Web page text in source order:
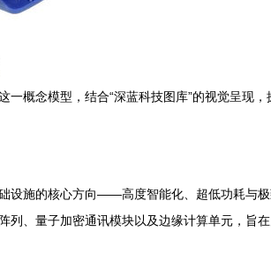
概念模型，结合“深蓝科技图库”的视觉呈现
设施的核心方向——高度智能化、超低功耗与
、量子加密通讯模块以及边缘计算单元，旨